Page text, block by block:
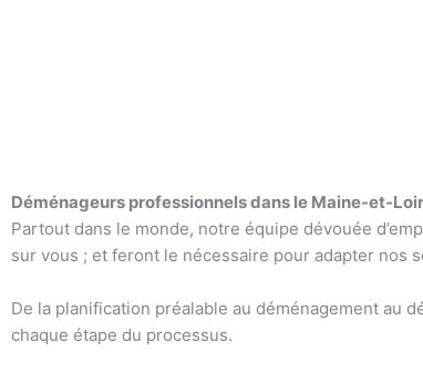
Déménageurs professionnels dans le Maine-et-
Partout dans le monde, notre équipe dévouée
sur vous ; et feront le nécessaire pour adapter nos
De la planification préalable au déménagement au
chaque étape du processus.